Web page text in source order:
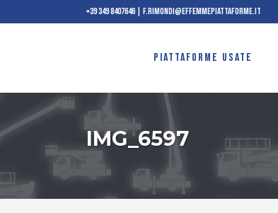
+39 349 8407646| f.rimondi@effemmepiattaforme.it
PIATTAFORME USATE
IMG_6597